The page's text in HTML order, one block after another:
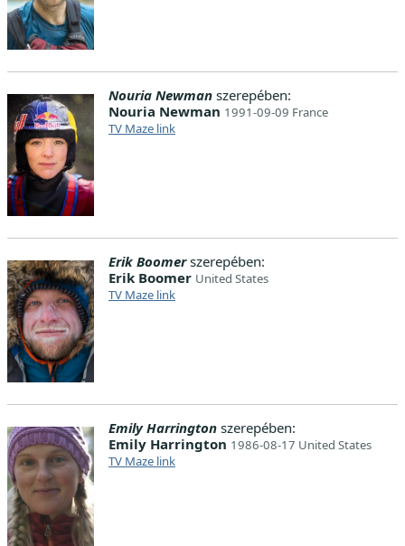
Nouria Newman szerepében:
Nouria Newman 1991-09-09 France
TV Maze link
Erik Boomerszerepében:
Erik Boomer United States
TV Maze link
Emily Harrington szerepében:
Emily Harrington 1986-08-17 United States
TV Maze link